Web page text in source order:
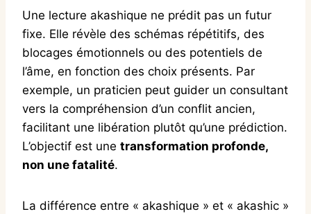
Une lecture akashique ne prédit pas un futur
fixe. Elle révèle des schémas répétitifs, des
blocages émotionnels ou des potentiels de
l’âme, en fonction des choix présents. Par
exemple, un praticien peut guider un consultant
vers la compréhension d’un conflit ancien,
facilitant une libération plutôt qu’une prédiction.
L’objectif est une transformation profonde,
non une fatalité.
La différence entre « akashique » et « akashic »